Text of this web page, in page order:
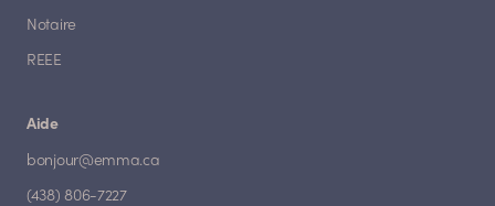
Notaire
REEE
Aide
bonjour@emma.ca
(438) 806-7227